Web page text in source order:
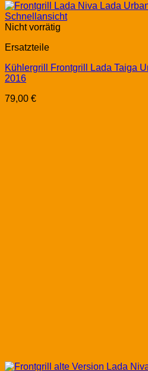
Schnellansicht
Nicht vorrätig
Ersatzteile
Kühlergrill Frontgrill Lada Taiga
2016
79,00 €